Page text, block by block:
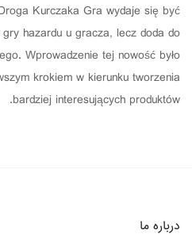
Kurczaka Gra wydaje się być
hazardu u gracza, lecz doda do
Wprowadzenie tej nowość było
krokiem w kierunku tworzenia
bardziej interesujących produktów.
درباره ما